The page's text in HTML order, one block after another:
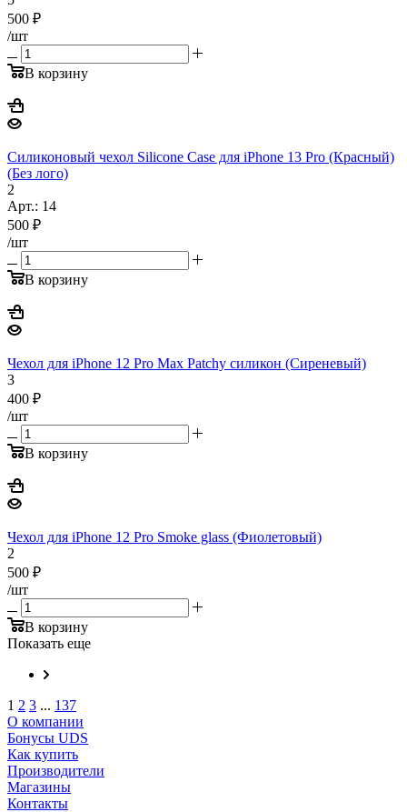
500 ₽
/шт
В корзину
Силиконовый чехол Silicone Case для iPhone 13 Pro (Красный)
(Без лого)
2
Арт.: 14
500 ₽
/шт
В корзину
Чехол для iPhone 12 Pro Max Patchy силикон (Сиреневый)
3
400 ₽
/шт
В корзину
Чехол для iPhone 12 Pro Smoke glass (Фиолетовый)
2
500 ₽
/шт
В корзину
Показать еще
1 2 3 ... 137
О компании
Бонусы UDS
Как купить
Производители
Магазины
Контакты